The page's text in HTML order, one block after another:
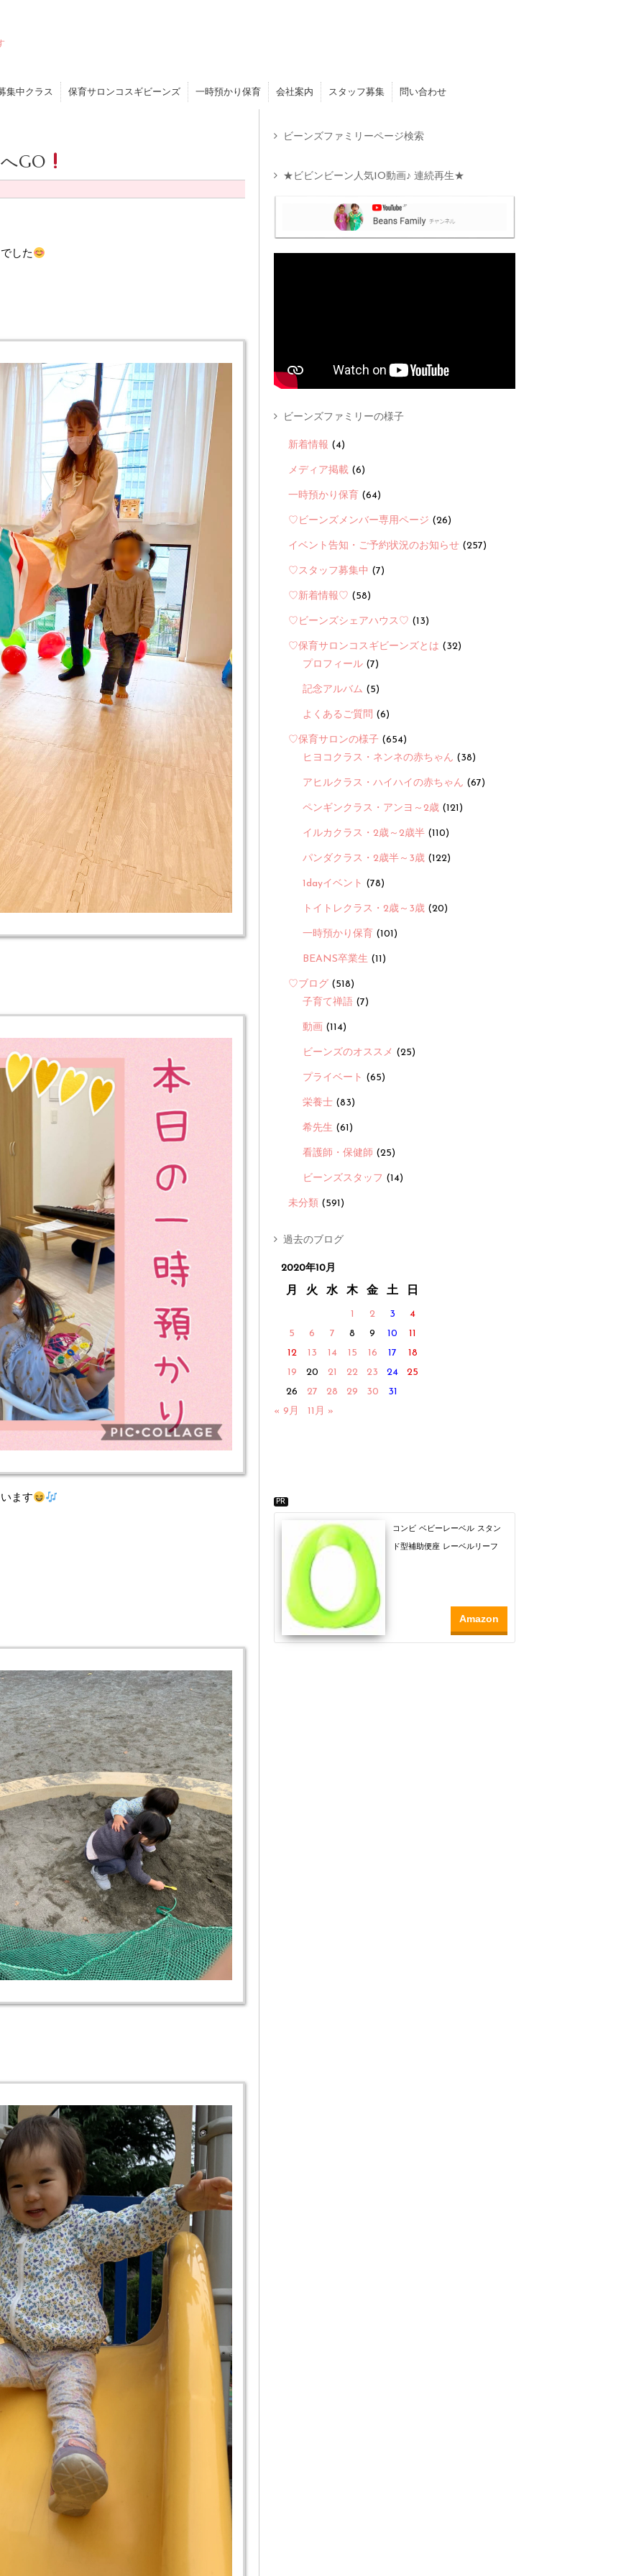
集中クラス 保育サロンコスギビーンズ 一時預かり保育 会社案内 スタッフ募集 問い合わせ
GO
した
ます
ビーンズファミリーページ検索
★ビビンビーン人気10動画♪ 連続再生★
ビーンズファミリーの様子
新着情報 (4)
メディア掲載 (6)
一時預かり保育 (64)
♡ビーンズメンバー専用ページ (26)
イベント告知・ご予約状況のお知らせ (257)
♡スタッフ募集中 (7)
♡新着情報♡ (58)
♡ビーンズシェアハウス♡ (13)
♡保育サロンコスギビーンズとは (32)
プロフィール (7)
記念アルバム (5)
よくあるご質問 (6)
♡保育サロンの様子 (654)
ヒヨコクラス・ネンネの赤ちゃん (38)
アヒルクラス・ハイハイの赤ちゃん (67)
ペンギンクラス・アンヨ～2歳 (121)
イルカクラス・2歳～2歳半 (110)
パンダクラス・2歳半～3歳 (122)
1dayイベント (78)
トイトレクラス・2歳～3歳 (20)
一時預かり保育 (101)
BEANS卒業生 (11)
♡ブログ (518)
子育て禅語 (7)
動画 (114)
ビーンズのオススメ (25)
プライベート (65)
栄養士 (83)
希先生 (61)
看護師・保健師 (25)
ビーンズスタッフ (14)
未分類 (591)
過去のブログ
2020年10月
月 火 水 木 金 土 日
1 2 3
4
5
6 7 8 9 10
11
12
13 14 15 16 17
18
19
20 21 22 23 24
25
26
27 28 29 30
31
« 9月
11月 »
PR
コンビ ベビーレーベル スタン
ド型補助便座 レーベルリーフ
Amazon